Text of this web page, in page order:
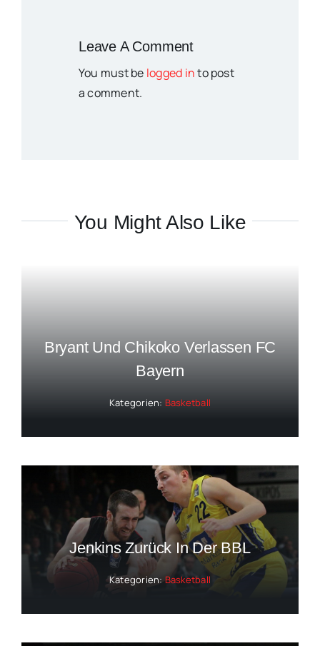
Leave A Comment
You must be logged into post
a comment.
You Might Also Like
Bryant Und Chikoko Verlassen FC
Bayern
Kategorien: Basketball
Jenkins Zurück In Der BBL
Kategorien:Basketball